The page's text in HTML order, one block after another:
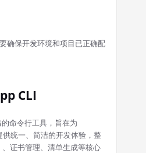
确保开发环境和项目已正确配
CLI
命令行工具，旨在为
统一、简洁的开发体验，整
证书管理、清单生成等核心